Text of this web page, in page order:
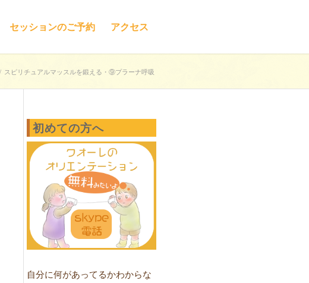
セッションのご予約 アクセス
/ スピリチュアルマッスルを鍛える・⑨プラーナ呼吸
初めての方へ
自分に何があってるかわからな